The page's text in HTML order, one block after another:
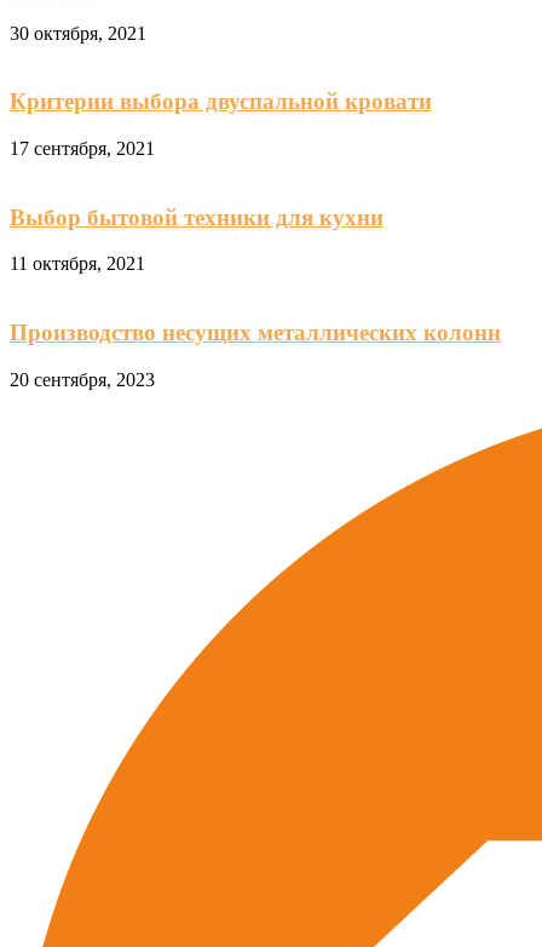
30 октября, 2021
Критерии выбора двуспальной кровати
17 сентября, 2021
Выбор бытовой техники для кухни
11 октября, 2021
Производство несущих металлических колонн
20 сентября, 2023